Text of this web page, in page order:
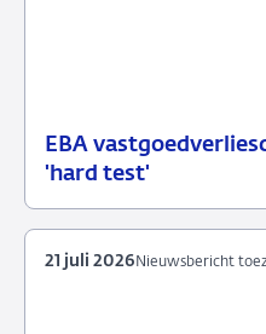
EBA
'hard test'
23
Nieuwsbericht
Nieuwsbericht
21 juli 2026